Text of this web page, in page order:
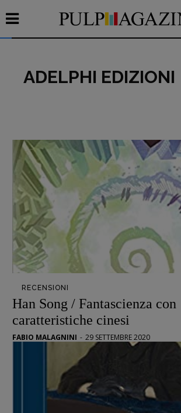
Primo Piano
Interviste
RUBRICHE
Archeologie del
presente
Fumetti
Libro & Film
Pulp for kids
Opera prima
DOSSIER
12 dicembre
Blade Runner 40
Editoria
Intelligenza Artificiale
Maestri sommersi
Pasolini 1922-2022
ADELPHI EDIZIONI
RECENSIONI
Han Song / Fantascienza con
caratteristiche cinesi
FABIO MALAGNINI - 29 SETTEMBRE 2020